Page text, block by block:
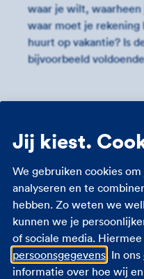
waar je wilt,
waar moet je rekening
huurt op vakantie? Is
bijvoorbeeld
Kies de
vakantie
De goedkoopste auto
Je vliegtickets hebben
heeft die auto wel
een temperatuur
bijvoorbeeld wel zo
wat je wilt doen met
Jij kiest.
We gebruiken cookies
analyseren en te
hebben. Zo weten we
kunnen we je
of sociale media.
persoonsgegevens. In ons
informatie over hoe wij